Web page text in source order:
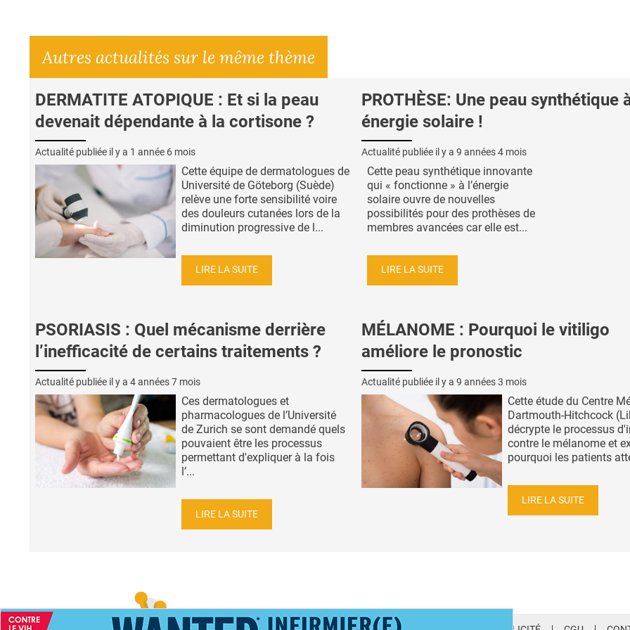
Autres actualités sur le même thème
DERMATITE ATOPIQUE : Et si la peau
devenait dépendante à la cortisone ?
Actualité publiée il y a 1 année 6 mois
Cette équipe de dermatologues de
Université de Göteborg (Suède)
relève une forte sensibilité voire
des douleurs cutanées lors de la
diminution progressive de l...
LIRE LA SUITE
PROTHÈSE: Une peau synthétique
énergie solaire !
Actualité publiée il y a 9 années 4 mois
Cette peau synthétique innovante
qui « fonctionne » à l’énergie
solaire ouvre de nouvelles
possibilités pour des prothèses de
membres avancées car elle est...
LIRE LA SUITE
PSORIASIS : Quel mécanisme derrière
l’inefficacité de certains traitements ?
Actualité publiée il y a 4 années 7 mois
Ces dermatologues et
pharmacologues de l’Université
de Zurich se sont demandé quels
pouvaient être les processus
permettant d'expliquer à la fois
l’...
LIRE LA SUITE
MÉLANOME : Pourquoi le vitiligo
améliore le pronostic
Actualité publiée il y a 9 années 3 mois
Cette étude du Centre
Dartmouth-Hitchcock
décrypte le processus
contre le mélanome et
pourquoi les patients
LIRE LA SUITE